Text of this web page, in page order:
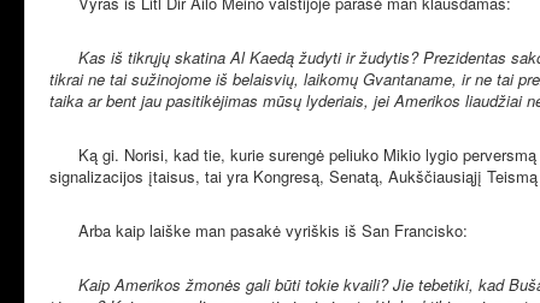
Kas iš tikrųjų skatina Al Kaedą žudyti ir žudytis? Prezidentas
tikrai ne tai sužinojome iš belaisvių, laikomų Gvantaname, ir ne tai
taika ar bent jau pasitikėjimas mūsų lyderiais, jei Amerikos liaudžiai
Ką gi. Norisi, kad tie, kurie surengė peliuko Mikio lygio
signalizacijos įtaisus, tai yra Kongresą, Senatą, Aukščiausiąjį
Arba kaip laiške man pasakė vyriškis iš San Francisko:
Kaip Amerikos žmonės gali būti tokie kvaili? Jie tebetiki, kad